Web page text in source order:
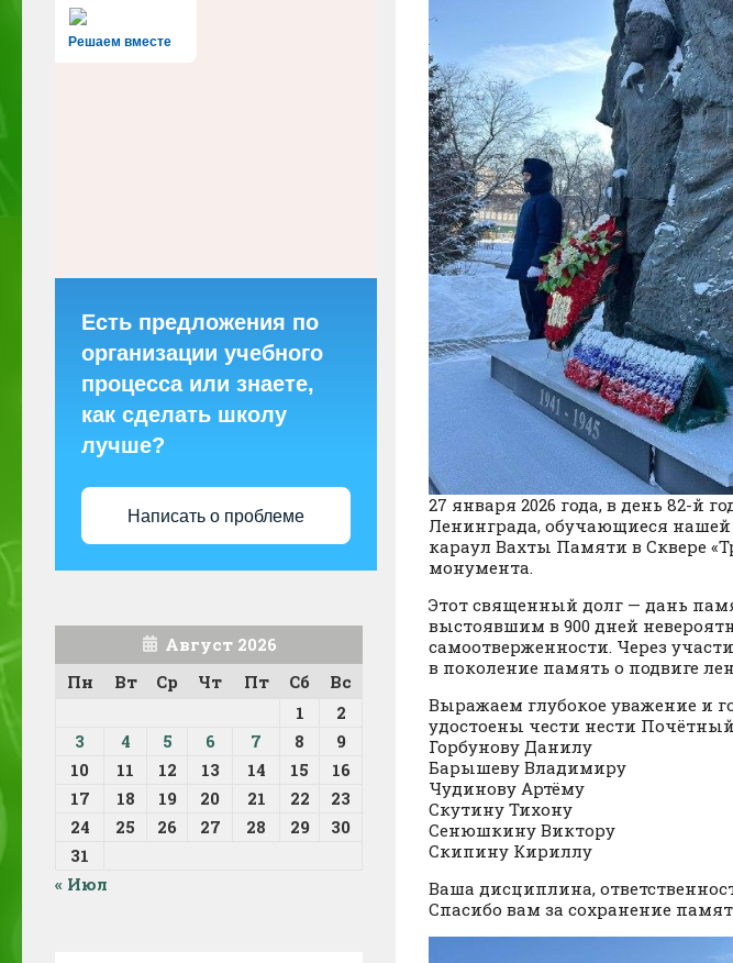
27 января 2026 года, в день 82-й
Ленинграда, обучающиеся
караул Вахты Памяти в Сквере
монумента.
Этот священный долг — дань
выстоявшим в 900 дней
самоотверженности. Через
в поколение память о подвиге
Выражаем глубокое уважение и
удостоены чести нести
Горбунову Данилу
Барышеву Владимиру
Чудинову Артёму
Скутину Тихону
Сенюшкину Виктору
Скипину Кириллу
Ваша дисциплина,
Спасибо вам за сохранение
Решаем вместе
Есть предложения по
организации учебного
процесса или знаете,
как сделать школу
лучше?
Написать о проблеме
Август 2026
Пн
Вт Ср Чт Пт Сб
Вс
1
2
3
4 5 6 7 8
9
10
11 12 13 14 15
16
17
18 19 20 21 22
23
24
25 26 27 28 29
30
31
« Июл